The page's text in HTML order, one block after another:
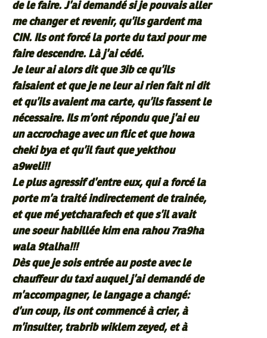
de le faire. J’ai demandé si je pouvais aller
me changer et revenir, qu’ils gardent ma
CIN. Ils ont forcé la porte du taxi pour me
faire descendre. Là j’ai cédé.
Je leur ai alors dit que 3ib ce qu’ils
faisaient et que je ne leur ai rien fait ni dit
et qu’ils avaient ma carte, qu’ils fassent le
nécessaire. Ils m’ont répondu que j’ai eu
un accrochage avec un flic et que howa
cheki bya et qu’il faut que yekthou
a9weli!!
Le plus agressif d’entre eux, qui a forcé la
porte m’a traité indirectement de trainée,
et que mé yetcharafech et que s’il avait
une soeur habillée kim ena rahou 7ra9ha
wala 9talha!!!
Dès que je sois entrée au poste avec le
chauffeur du taxi auquel j’ai demandé de
m’accompagner, le langage a changé:
d’un coup, ils ont commencé à crier, à
m’insulter, trabrib wiklem zeyed, et à